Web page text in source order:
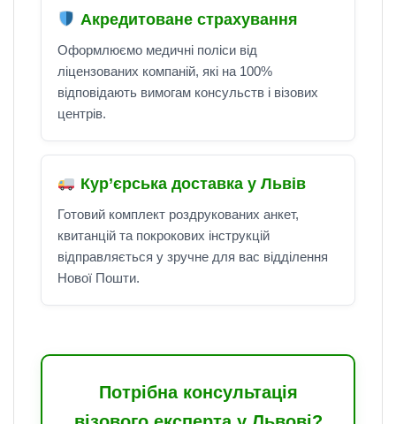
Акредитоване страхування
Оформлюємо медичні поліси від
ліцензованих компаній, які на 100%
відповідають вимогам консульств і візових
центрів.
Кур’єрська доставка у Львів
Готовий комплект роздрукованих анкет,
квитанцій та покрокових інструкцій
відправляється у зручне для вас відділення
Нової Пошти.
Потрібна консультація